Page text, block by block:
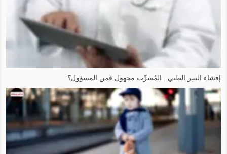
إفشاء السر الطبي.. المُسرِّب مجهول فمن المسؤول؟